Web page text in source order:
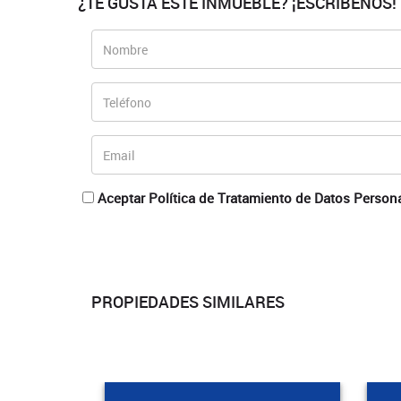
Aceptar Política de Tratamiento de Datos
PROPIEDADES SIMILARES